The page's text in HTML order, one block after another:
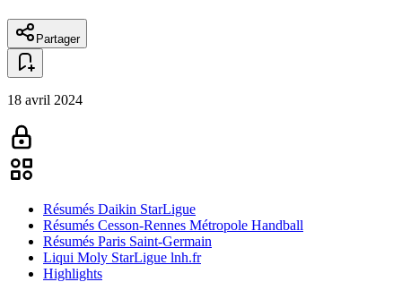
Partager
18 avril 2024
Résumés Daikin StarLigue
Résumés Cesson-Rennes Métropole Handball
Résumés Paris Saint-Germain
Liqui Moly StarLigue lnh.fr
Highlights